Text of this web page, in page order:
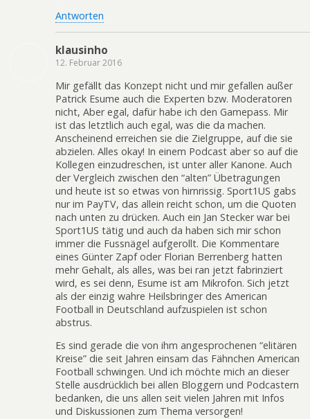
Antworten
klausinho
12. Februar 2016
Mir gefällt das Konzept nicht und mir gefallen außer
Patrick Esume auch die Experten bzw. Moderatoren
nicht, Aber egal, dafür habe ich den Gamepass. Mir
ist das letztlich auch egal, was die da machen.
Anscheinend erreichen sie die Zielgruppe, auf die sie
abzielen. Alles okay! In einem Podcast aber so auf die
Kollegen einzudreschen, ist unter aller Kanone. Auch
der Vergleich zwischen den “alten” Übetragungen
und heute ist so etwas von hirnrissig. Sport1US gabs
nur im PayTV, das allein reicht schon, um die Quoten
nach unten zu drücken. Auch ein Jan Stecker war bei
Sport1US tätig und auch da haben sich mir schon
immer die Fussnägel aufgerollt. Die Kommentare
eines Günter Zapf oder Florian Berrenberg hatten
mehr Gehalt, als alles, was bei ran jetzt fabrinziert
wird, es sei denn, Esume ist am Mikrofon. Sich jetzt
als der einzig wahre Heilsbringer des American
Football in Deutschland aufzuspielen ist schon
abstrus.
Es sind gerade die von ihm angesprochenen “elitären
Kreise” die seit Jahren einsam das Fähnchen American
Football schwingen. Und ich möchte mich an dieser
Stelle ausdrücklich bei allen Bloggern und Podcastern
bedanken, die uns allen seit vielen Jahren mit Infos
und Diskussionen zum Thema versorgen!